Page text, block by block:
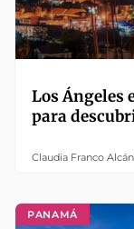
Los Ángeles
para
Claudia Franco
PANAMÁ